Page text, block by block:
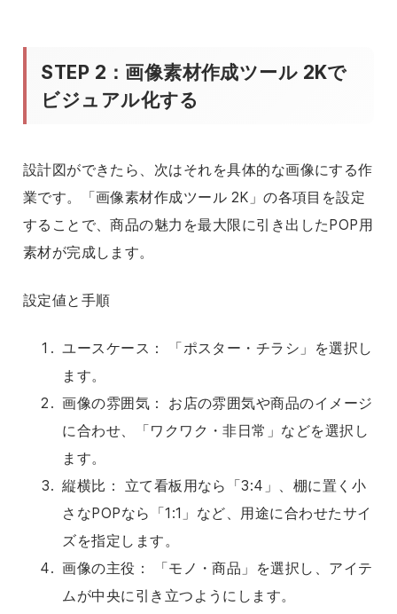
STEP 2：画像素材作成ツール 2Kで
ビジュアル化する
設計図ができたら、次はそれを具体的な画像にする作
業です。「画像素材作成ツール 2K」の各項目を設定
することで、商品の魅力を最大限に引き出したPOP用
素材が完成します。
設定値と手順
ユースケース： 「ポスター・チラシ」を選択し
ます。
画像の雰囲気： お店の雰囲気や商品のイメージ
に合わせ、「ワクワク・非日常」などを選択し
ます。
縦横比： 立て看板用なら「3:4」、棚に置く小
さなPOPなら「1:1」など、用途に合わせたサイ
ズを指定します。
画像の主役： 「モノ・商品」を選択し、アイテ
ムが中央に引き立つようにします。